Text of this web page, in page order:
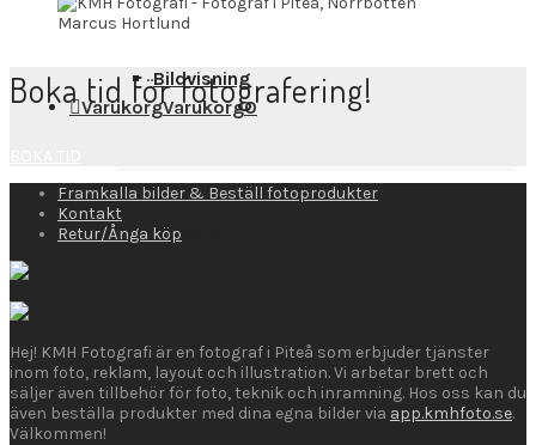
Bildvisning
Canvastavlor
VarukorgVarukorg0
Varukorgen är tom.
Marcus Hortlund
Boka tid för fotografering!
Framkalla bilder & Beställ fotoprodukter
Kontakt
Retur/Ånga köp
Hej! KMH Fotografi är en fotograf i Piteå som erbjuder tjänster
inom foto, reklam, layout och illustration. Vi arbetar brett och
säljer även tillbehör för foto, teknik och inramning. Hos oss kan du
även beställa produkter med dina egna bilder via app.kmhfoto.se.
Välkommen!